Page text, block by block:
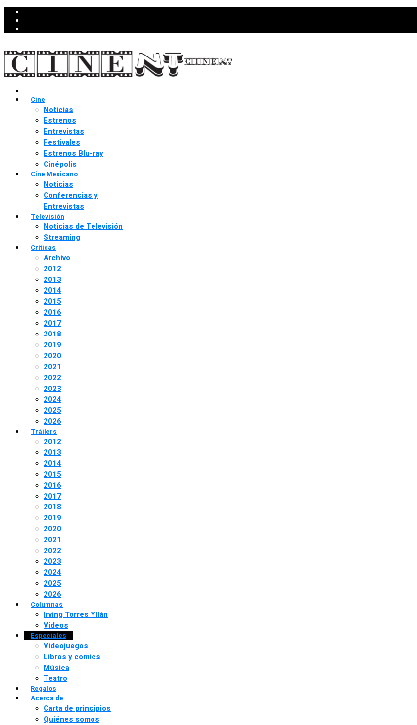
Cine
Noticias
Estrenos
Entrevistas
Festivales
Estrenos Blu-ray
Cinépolis
Cine Mexicano
Noticias
Conferencias y
Entrevistas
Televisión
Noticias de Televisión
Streaming
Críticas
Archivo
2012
2013
2014
2015
2016
2017
2018
2019
2020
2021
2022
2023
2024
2025
2026
Tráilers
2012
2013
2014
2015
2016
2017
2018
2019
2020
2021
2022
2023
2024
2025
2026
Columnas
Irving Torres Yllán
Videos
Especiales
Videojuegos
Libros y comics
Música
Teatro
Regalos
Acerca de
Carta de principios
Quiénes somos